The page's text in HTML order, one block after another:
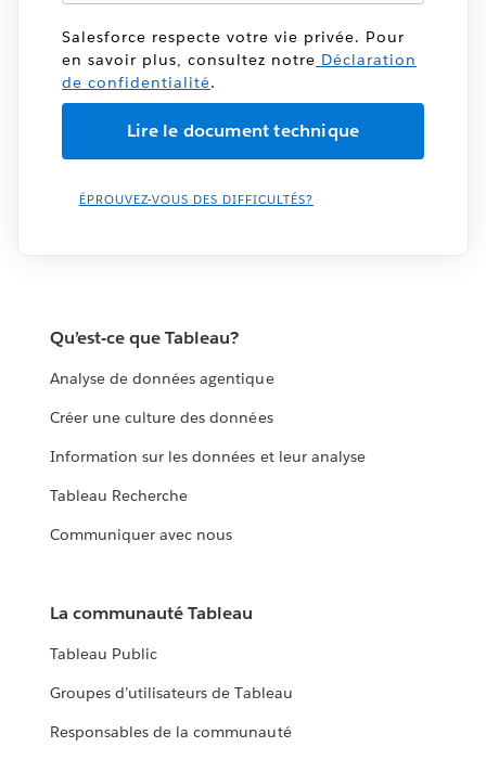
Salesforce respecte votre vie privée. Pour
en savoir plus, consultez notre Déclaration
de confidentialité.
ÉPROUVEZ-VOUS DES DIFFICULTÉS?
Qu’est-ce que Tableau?
Analyse de données agentique
Créer une culture des données
Information sur les données et leur analyse
Tableau Recherche
Communiquer avec nous
La communauté Tableau
Tableau Public
Groupes d’utilisateurs de Tableau
Responsables de la communauté